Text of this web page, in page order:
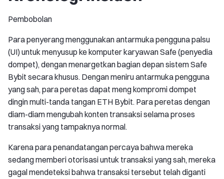
Pembobolan
Para penyerang menggunakan antarmuka pengguna palsu
(UI) untuk menyusup ke komputer karyawan Safe (penyedia
dompet), dengan menargetkan bagian depan sistem Safe
Bybit secara khusus. Dengan meniru antarmuka pengguna
yang sah, para peretas dapat meng kompromi dompet
dingin multi-tanda tangan ETH Bybit. Para peretas dengan
diam-diam mengubah konten transaksi selama proses
transaksi yang tampaknya normal.
Karena para penandatangan percaya bahwa mereka
sedang memberi otorisasi untuk transaksi yang sah, mereka
gagal mendeteksi bahwa transaksi tersebut telah diganti